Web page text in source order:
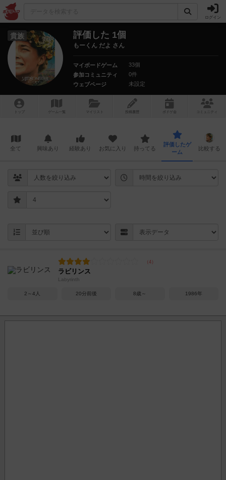
ログイン
貴族 評価した 1個
もーくん だよ さん
マイボードゲーム
33個
参加コミュニティ
0件
ウェブページ
未設定
トップ ゲーム一覧 マイリスト 投稿履歴 ボ ドゲ コミュニティ
全て 興味あり 経験あり お気に入り 持ってる
評価したゲ
ーム
比較する
ラビリンス
Labyrinth
2～4人 20分前後 8歳～ 1986年